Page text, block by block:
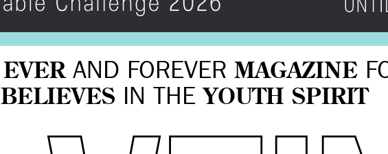
EVERAND FOREVER MAGAZINE
BELIEVES IN THE YOUTH SPIRIT